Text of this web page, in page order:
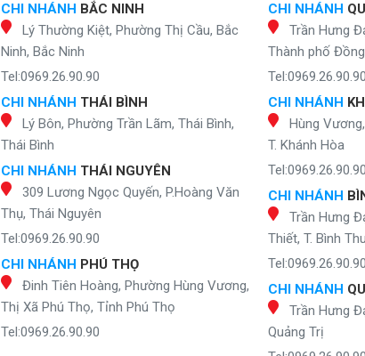
CHI NHÁNH BẮC NINH
Lý Thường Kiệt, Phường Thị Cầu, Bắc
Ninh, Bắc Ninh
Tel:0969.26.90.90
CHI NHÁNH THÁI BÌNH
Lý Bôn, Phường Trần Lãm, Thái Bình,
Thái Bình
CHI NHÁNH THÁI NGUYÊN
309 Lương Ngọc Quyến, P.Hoàng Văn
Thụ, Thái Nguyên
Tel:0969.26.90.90
CHI NHÁNH PHÚ THỌ
Đinh Tiên Hoàng, Phường Hùng Vương,
Thị Xã Phú Thọ, Tỉnh Phú Thọ
Tel:0969.26.90.90
CHI NHÁNH
Trần Hưng
Thành phố
Tel:0969.26.90.90
CHI NHÁNH
Hùng
T. Khánh Hòa
Tel:0969.26.90.90
CHI NHÁNH
Trần Hưng
Thiết, T. Bình
Tel:0969.26.90.90
CHI NHÁNH
Trần Hưng
Quảng Trị